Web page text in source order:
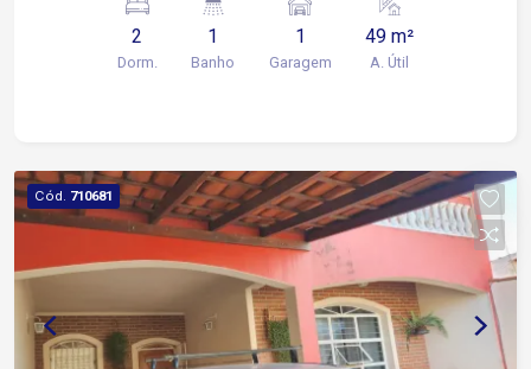
fechadura eletrônica, iluminação completa, sanca
de gesso na sala. Área de lazer no condomínio:
piscina/churrasqueira completa/salão de
2
Dorm.
1
Banho
1
Garagem
49 m²
A. Útil
Cód. 710681